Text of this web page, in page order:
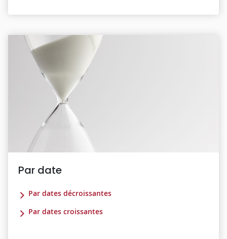
Par date
Par dates décroissantes
Par dates croissantes